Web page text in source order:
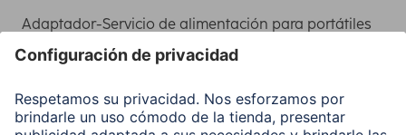
Adaptador-Servicio de alimentación para portátiles
Clientes online